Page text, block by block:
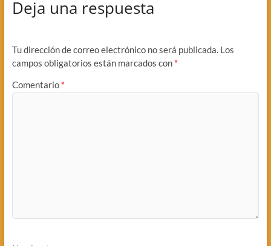
Deja una respuesta
Tu dirección de correo electrónico no será publicada. Los
campos obligatorios están marcados con *
Comentario *